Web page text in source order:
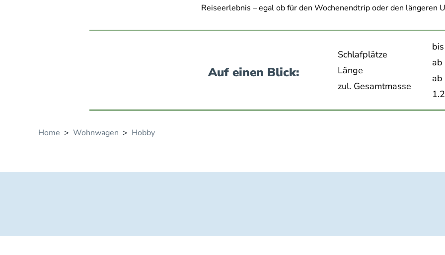
Reiseerlebnis – egal ob für den Wochenendtrip oder den längeren
Auf einen Blick:
Schlafplätze
Länge
zul. Gesamtmasse
ab
ab
Home > Wohnwagen > Hobby